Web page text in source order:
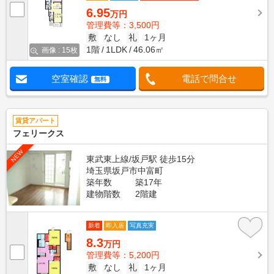
画像 : 15枚
6.95万円
管理費等：3,500円
敷
なし 礼
1ヶ月
1階
1LDK 46.06㎡
空室確認 無料 電話で問合せ
賃貸アパート
フェリークス
NEW
東武東上線/坂戸駅 徒歩15分
埼玉県坂戸市中富町
築年数
築17年
建物階数
2階建
新着 即入居 写真充実
8.3万円
管理費等：5,200円
敷
なし 礼 1ヶ月